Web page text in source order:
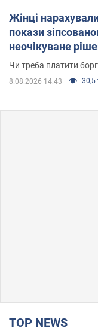
Жінці
покази
неочікуване
Чи треба платити
8.08.2026 14:43 30,5
TOP NEWS